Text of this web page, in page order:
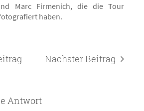
Marc Firmenich, die die Tour
haben.
Nächster Beitrag
Antwort